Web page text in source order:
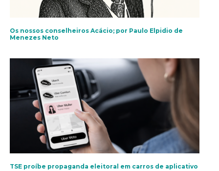
Os nossos conselheiros Acácio; por Paulo Elpidio de
Menezes Neto
TSE proíbe propaganda eleitoral em carros de aplicativo